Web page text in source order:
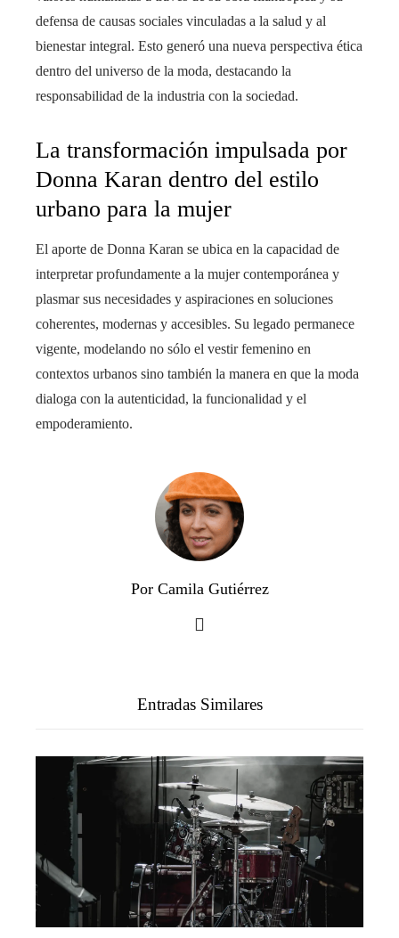
defensa de causas sociales vinculadas a la salud y al
bienestar integral. Esto generó una nueva perspectiva ética
dentro del universo de la moda, destacando la
responsabilidad de la industria con la sociedad.
La transformación impulsada por
Donna Karan dentro del estilo
urbano para la mujer
El aporte de Donna Karan se ubica en la capacidad de
interpretar profundamente a la mujer contemporánea y
plasmar sus necesidades y aspiraciones en soluciones
coherentes, modernas y accesibles. Su legado permanece
vigente, modelando no sólo el vestir femenino en
contextos urbanos sino también la manera en que la moda
dialoga con la autenticidad, la funcionalidad y el
empoderamiento.
Por Camila Gutiérrez
Entradas Similares